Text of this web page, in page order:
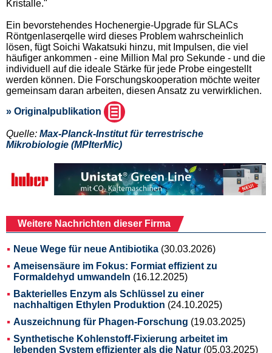
Kristalle."
Ein bevorstehendes Hochenergie-Upgrade für SLACs
Röntgenlaserqelle wird dieses Problem wahrscheinlich
lösen, fügt Soichi Wakatsuki hinzu, mit Impulsen, die viel
häufiger ankommen - eine Million Mal pro Sekunde - und die
individuell auf die ideale Stärke für jede Probe eingestellt
werden können. Die Forschungskooperation möchte weiter
gemeinsam daran arbeiten, diesen Ansatz zu verwirklichen.
» Originalpublikation
Quelle: Max-Planck-Institut für terrestrische
Mikrobiologie (MPIterMic)
Weitere Nachrichten dieser Firma
Neue Wege für neue Antibiotika (30.03.2026)
Ameisensäure im Fokus: Formiat effizient zu
Formaldehyd umwandeln (16.12.2025)
Bakterielles Enzym als Schlüssel zu einer
nachhaltigen Ethylen Produktion (24.10.2025)
Auszeichnung für Phagen-Forschung (19.03.2025)
Synthetische Kohlenstoff-Fixierung arbeitet im
lebenden System effizienter als die Natur (05.03.2025)